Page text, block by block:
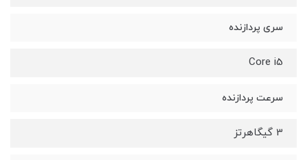
سری پردازنده
Core i5
سرعت پردازنده
3 گیگاهرتز